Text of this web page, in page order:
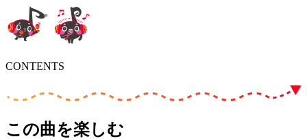
CONTENTS
この曲を楽しむ